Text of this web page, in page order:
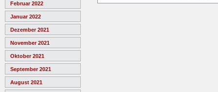
Februar 2022
Januar 2022
Dezember 2021
November 2021
Oktober 2021
September 2021
August 2021